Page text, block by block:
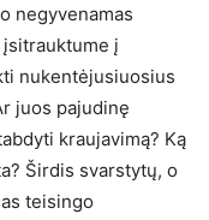
negyvenamas
į
nukentėjusiuosius
juos pajudinę
kraujavimą? Ką
Širdis svarstytų, o
teisingo